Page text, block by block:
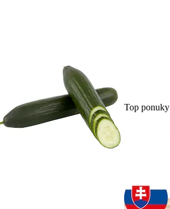
Top ponuky